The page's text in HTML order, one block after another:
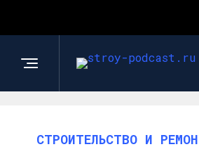
СТРОИТЕЛЬСТВО И